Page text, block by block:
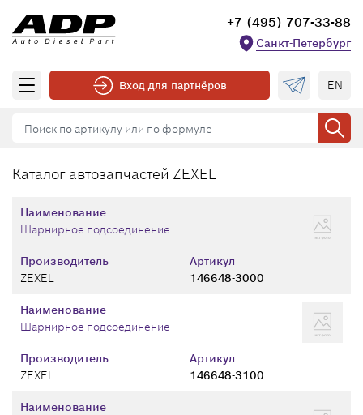
+7 (495) 707-33-88
Санкт-Петербург
Вход для партнёров EN
Каталог автозапчастей ZEXEL
Производитель
ZEXEL
Артикул
146648-3000
Наименование
Шарнирное подсоединение
Производитель
ZEXEL
Артикул
146648-3100
Наименование
Шарнирное подсоединение
Наименование